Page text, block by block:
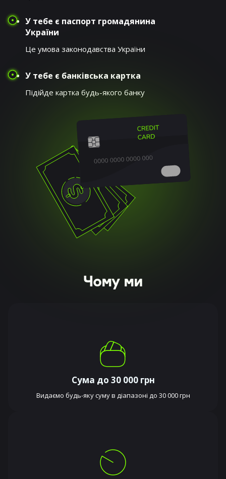
У тебе є паспорт громадянина
України
Це умова законодавства України
У тебе є банківська картка
Підійде картка будь-якого банку
Чому ми
Сума до 30 000 грн
Видаємо будь-яку суму в діапазоні до 30 000 грн